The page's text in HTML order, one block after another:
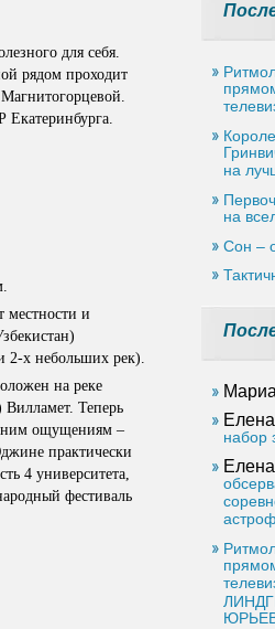
для себя.
рядом проходит
местности и
2-х небольших рек).
на реке
Теперь
ощущениям –
практически
4 университета,
фестиваль
на
на
Сон –
набор